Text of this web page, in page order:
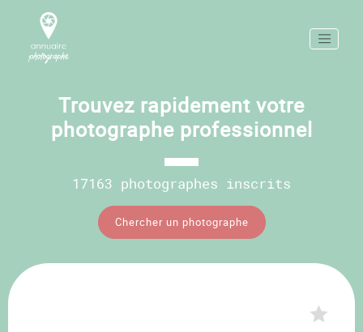
Trouvez rapidement votre
photographe professionnel
17163 photographes inscrits
Chercher un photographe